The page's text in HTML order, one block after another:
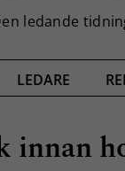
LEDARE
innan